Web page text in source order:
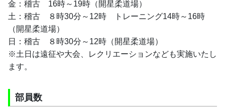
金：稽古　16時～19時（開星柔道場）
土：稽古　８時30分～12時　トレーニング14時～16時
（開星柔道場）
日：稽古　８時30分～12時（開星柔道場）
※土日は遠征や大会、レクリエーションなども実施いたし
ます。
部員数